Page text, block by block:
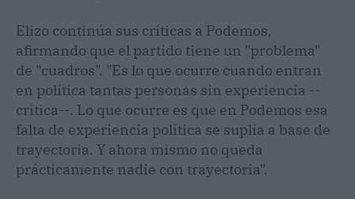
Elizo continúa sus críticas a Podemos,
afirmando que el partido tiene un "problema"
de "cuadros". "Es lo que ocurre cuando entran
en política tantas personas sin experiencia --
critica--. Lo que ocurre es que en Podemos esa
falta de experiencia política se suplía a base de
trayectoria. Y ahora mismo no queda
prácticamente nadie con trayectoria".